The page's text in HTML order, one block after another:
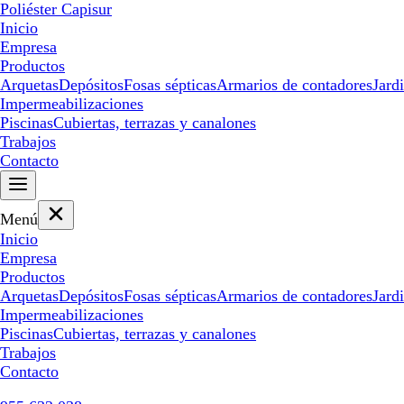
Poliéster Capisur
Inicio
Empresa
Productos
ArquetasDepósitosFosas sépticasArmarios de contadores
Impermeabilizaciones
PiscinasCubiertas, terrazas y canalones
Trabajos
Contacto
Menú
Inicio
Empresa
Productos
ArquetasDepósitosFosas sépticasArmarios de contadores
Impermeabilizaciones
PiscinasCubiertas, terrazas y canalones
Trabajos
Contacto